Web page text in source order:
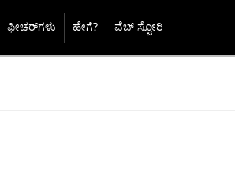
ಫೀಚರ್‌ಗಳು ಹೇಗೆ? ವೆಬ್ ಸ್ಟೋರಿ